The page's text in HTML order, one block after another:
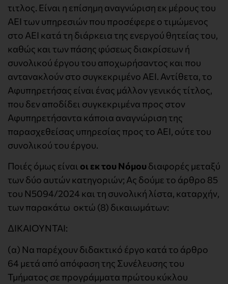
τιτλος. Είναι η επίσημη αναγνώριση εκ μέρους του
ΑΕΙ των υπηρεσιών που προσέφερε ο τιμώμενος
στο ΑΕΙ κατά τη διάρκεια της ενεργού θητείας του,
καθώς και των πάσης φύσεως διακρίσεων ή
συνολικού έργου του αποχωρήσαντος και που
αντανακλούν στο συγκεκριμένο ΑΕΙ. Αντίθετα, το
Αφυπηρετήσας είναι ένας μάλλον γενικός τίτλος,
που δεν αποδίδει συγκεκριμένα προς στον
Αφυπηρετήσαντα κάποια αναγνώριση της
παρασχεθείσας υπηρεσίας προς το ΑΕΙ, ούτε του
συνολικού του έργου.
Ποιές όμως είναι οι εκ του Νόμουδιαφορές μεταξύ
των δύο αυτών κατηγοριών; Ας δούμε το άρθρο 85
του Ν5094/2024 και τη συνολική λίστα, καταρχήν,
των παρακάτω οκτώ (8) δικαιωμάτων:
ΔΙΚΑΙΟΥΝΤΑΙ:
(α) Να παρέχουν διδακτικό έργο κατά το άρθρο
64 μετά από απόφαση της Συνέλευσης του
Τμήματος σε προγράμματα πρώτου κύκλου